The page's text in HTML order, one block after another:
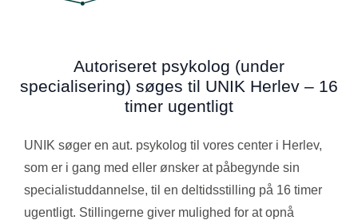
Autoriseret psykolog (under
specialisering) søges til UNIK Herlev – 16
timer ugentligt
UNIK søger en aut. psykolog til vores center i Herlev,
som er i gang med eller ønsker at påbegynde sin
specialistuddannelse, til en deltidsstilling på 16 timer
ugentligt. Stillingerne giver mulighed for at opnå